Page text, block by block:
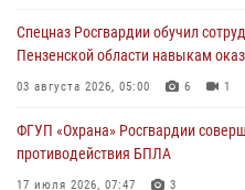
Спецназ Росгвардии обучил
Пензенской области навыкам
03 августа 2026, 05:00 6 1
ФГУП «Охрана» Росгвардии
противодействия БПЛА
17 июля 2026, 07:47 3